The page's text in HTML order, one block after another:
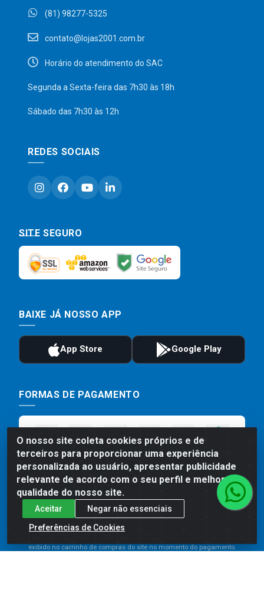
O nosso site coleta cookies próprios e de
terceiros para proporcionar uma experiência
personalizada ao usuário, apresentar publicidade
relevante de acordo com o seu perfil e melhorar a
qualidade do nosso site.
Aceitar
Negar não essenciais
Preferências de Cookies
(81) 98277-5325
contato@lojas2001.com.br
Horário do atendimento do SAC
Segunda a Sexta-feira das 7h30 às 18h
Sábado das 7h30 às 12h
REDES SOCIAIS
SITE SEGURO
BAIXE JÁ NOSSO APP
FORMAS DE PAGAMENTO
Preços, promoções, condições de pagamento e frete são válidos
para compras realizadas exclusivamente pelo site. Caso haja
exibido no carrinho de compras do site no momento do pagamento.